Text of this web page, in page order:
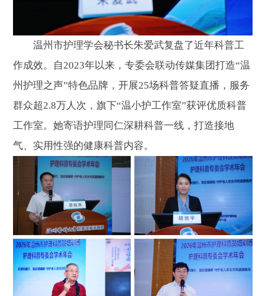
温州市护理学会秘书长朱爱武复盘了近年科普工
作成效。自2023年以来，专委会联动传媒集团打造“温
州护理之声”特色品牌，开展25场科普答疑直播，服务
群众超2.8万人次，旗下“温小护工作室”获评优质科普
工作室。她寄语护理同仁深耕科普一线，打造接地
气、实用性强的健康科普内容。